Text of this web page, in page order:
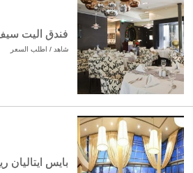
فندق اليت
شاهد / اطلب السعر
بايس ايتاليان